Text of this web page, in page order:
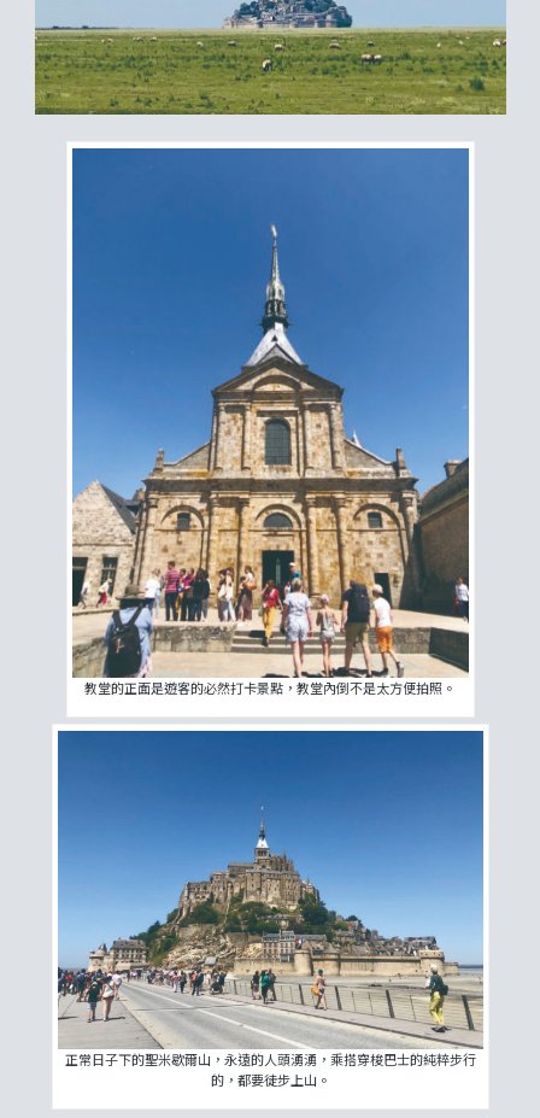
教堂的正面是遊客的必然打卡景點，教堂內倒不是太方便拍照。
正常日子下的聖米歇爾山，永遠的人頭湧湧，乘搭穿梭巴士的純粹步行
的，都要徒步上山。